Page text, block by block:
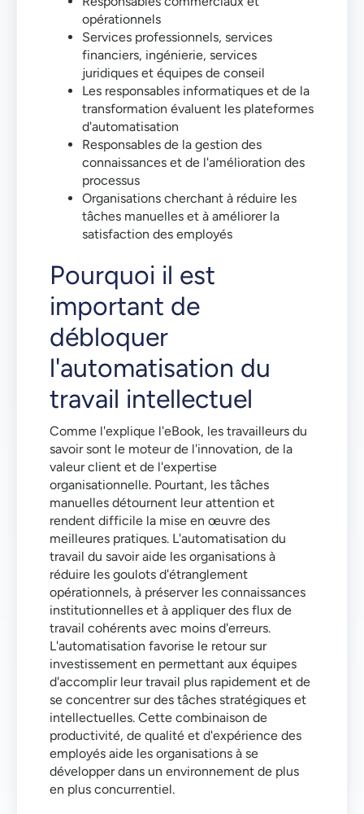
opérationnels
Services professionnels, services
financiers, ingénierie, services
juridiques et équipes de conseil
Les responsables informatiques et de la
transformation évaluent les plateformes
d'automatisation
Responsables de la gestion des
connaissances et de l'amélioration des
processus
Organisations cherchant à réduire les
tâches manuelles et à améliorer la
satisfaction des employés
Pourquoi il est
important de
débloquer
l'automatisation du
travail intellectuel
Comme l'explique l'eBook, les travailleurs du
savoir sont le moteur de l'innovation, de la
valeur client et de l'expertise
organisationnelle. Pourtant, les tâches
manuelles détournent leur attention et
rendent difficile la mise en œuvre des
meilleures pratiques. L'automatisation du
travail du savoir aide les organisations à
réduire les goulots d'étranglement
opérationnels, à préserver les connaissances
institutionnelles et à appliquer des flux de
travail cohérents avec moins d'erreurs.
L'automatisation favorise le retour sur
investissement en permettant aux équipes
d'accomplir leur travail plus rapidement et de
se concentrer sur des tâches stratégiques et
intellectuelles. Cette combinaison de
productivité, de qualité et d'expérience des
employés aide les organisations à se
développer dans un environnement de plus
en plus concurrentiel.